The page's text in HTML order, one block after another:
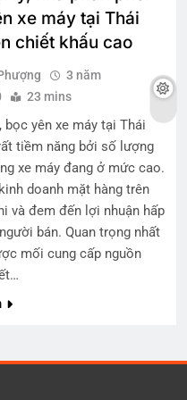
xe máy tại Thái
chiết khấu cao
3 năm
23 mins
bọc yên xe máy tại Thái
tiềm năng bởi số lượng
xe máy đang ở mức cao.
doanh mặt hàng trên
và đem đến lợi nhuận hấp
bán. Quan trọng nhất
mối cung cấp nguồn